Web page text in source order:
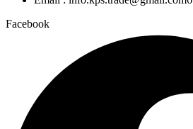
Facebook